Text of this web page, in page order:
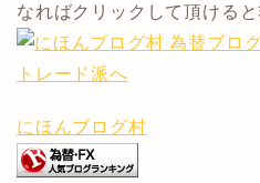
なればクリックして頂けると
にほんブログ村